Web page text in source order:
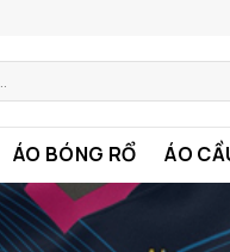
ÁO BÓNG RỔ ÁO